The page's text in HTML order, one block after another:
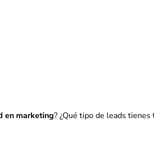
en marketing? ¿Qué tipo de leads